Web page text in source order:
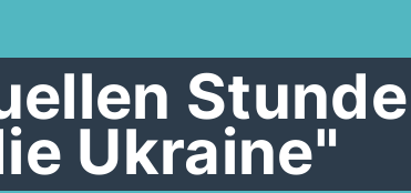
Stunde
Ukraine"